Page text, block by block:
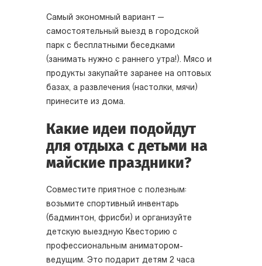
Самый экономный вариант —
самостоятельный выезд в городской
парк с бесплатными беседками
(занимать нужно с раннего утра!). Мясо и
продукты закупайте заранее на оптовых
базах, а развлечения (настолки, мячи)
принесите из дома.
Какие идеи подойдут
для отдыха с детьми на
майские праздники?
Совместите приятное с полезным:
возьмите спортивный инвентарь
(бадминтон, фрисби) и организуйте
детскую выездную Квесторию с
профессиональным аниматором-
ведущим. Это подарит детям 2 часа